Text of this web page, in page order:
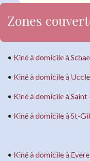
Zones
• Kiné à domicile à
​• Kiné à domicile à Uccle
• Kiné à domicile à
• Kiné à domicile à St-
• Kiné à domicile à Evere